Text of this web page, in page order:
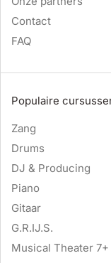
Contact
FAQ
Populaire
Zang
Drums
DJ & Producing
Piano
Gitaar
G.R.IJ.S.
Musical Theater 7+